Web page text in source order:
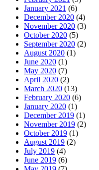
January 2021 (6)
December 2020 (4)
November 2020 (3)
October 2020 (5)
September 2020 (2)
August 2020 (1)
June 2020 (1)
May 2020 (7)
April 2020 (2)
March 2020 (13)
February 2020 (6)
January 2020 (1)
December 2019 (1)
November 2019 (2)
October 2019 (1)
August 2019 (2)
July 2019 (4)
June 2019 (6)